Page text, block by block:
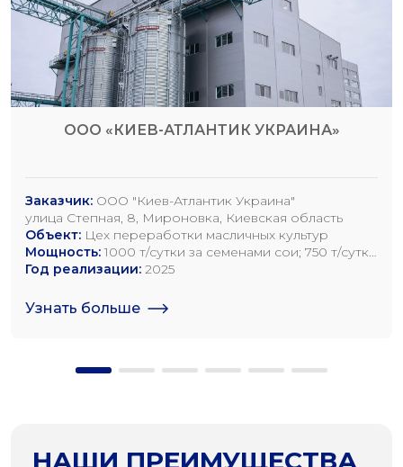
ООО «КИЕВ-АТЛАНТИК УКРАИНА»
Заказчик: ООО "Киев-Атлантик Украина"
улица Степная, 8, Мироновка, Киевская область
Объект: Цех переработки масличных культур
Мощность: 1000 т/сутки за семенами сои; 750 т/сутки
за семенами рапса; 1200 т/сутки по семенам
Год реализации: 2025
Узнать больше